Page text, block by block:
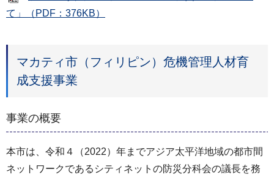
て」（PDF：376KB）
マカティ市（フィリピン）危機管理人材育
成支援事業
事業の概要
本市は、令和４（2022）年までアジア太平洋地域の都市間
ネットワークであるシティネットの防災分科会の議長を務